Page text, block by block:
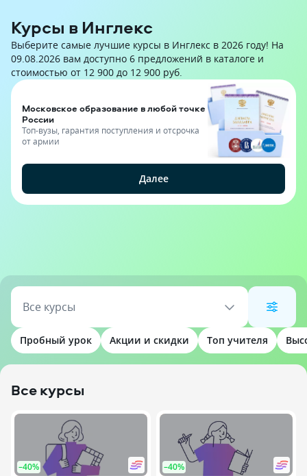
Курсы в Инглекс
Выберите самые лучшие курсы в Инглекс в 2026 году! На
09.08.2026 вам доступно 6 предложений в каталоге и
стоимостью от 12 900 до 12 900 руб.
Московское образование в любой точке
России
Топ-вузы, гарантия поступления и отсрочка
от армии
Далее
Все курсы
Пробный урок Акции и скидки Топ учителя
Все курсы
–40% –40%